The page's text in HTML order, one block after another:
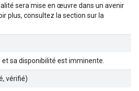
sera mise en œuvre dans un avenir
plus, consultez la section sur la
sa disponibilité est imminente.
vérifié)